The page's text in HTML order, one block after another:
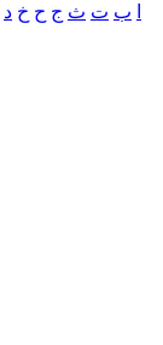
ب ت ث ج ح خ د